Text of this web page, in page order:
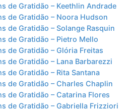
de Gratidão – Keethlin Andrade
de Gratidão – Noora Hudson
de Gratidão – Solange Rasquin
de Gratidão – Pietro Mello
de Gratidão – Glória Freitas
de Gratidão – Lana Barbarezzi
de Gratidão – Rita Santana
de Gratidão – Charles Chaplin
de Gratidão – Catarina Flores
de Gratidão – Gabriella Frizziori